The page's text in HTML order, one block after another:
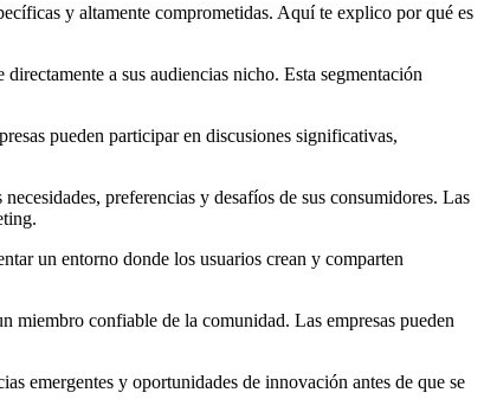
y altamente comprometidas. Aquí te explico por qué es
a sus audiencias nicho. Esta segmentación
pueden participar en discusiones significativas,
preferencias y desafíos de sus consumidores. Las
un entorno donde los usuarios crean y comparten
miembro confiable de la comunidad. Las empresas pueden
emergentes y oportunidades de innovación antes de que se